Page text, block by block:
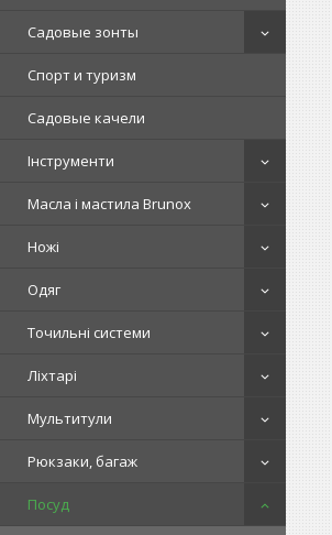
Садовые зонты
Спорт и туризм
Садовые качели
Інструменти
Масла і мастила Brunox
Ножі
Одяг
Точильні системи
Ліхтарі
Мультитули
Рюкзаки, багаж
Посуд